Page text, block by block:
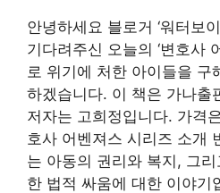
안녕하세요 블로거 ‘워터보
기다려주신 오늘의 ‘변호사
로 위기에 처한 아이들을 구
하겠습니다. 이 책은 가나출
저자는 고희정입니다. 가격
호사 어벤져스 시리즈 소개
는 아동의 권리와 복지, 그
한 법적 싸움에 대한 이야기